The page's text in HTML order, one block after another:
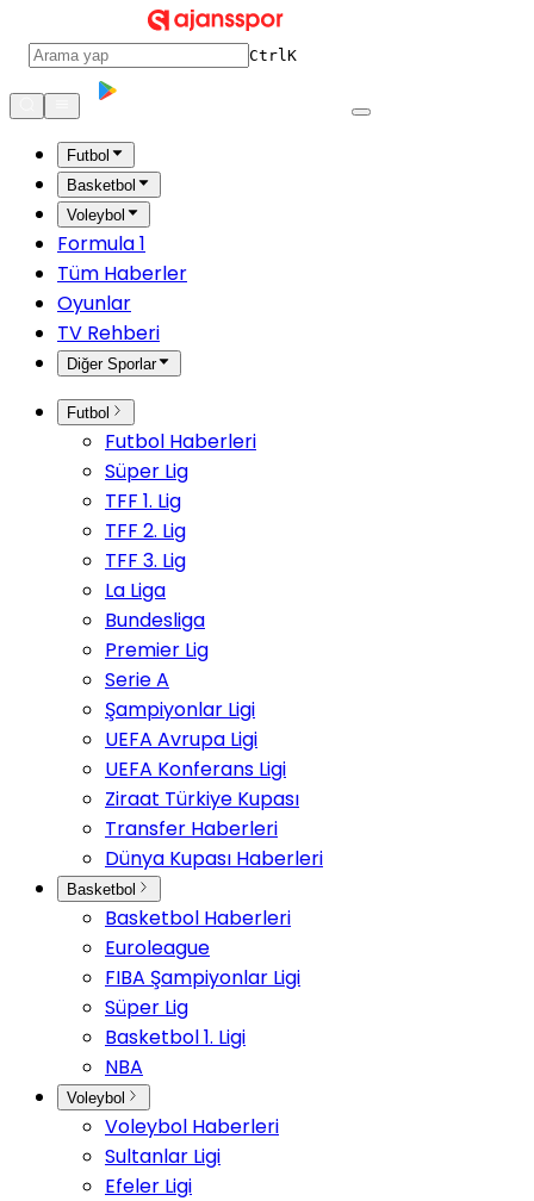
CtrlK
Futbol
Basketbol
Voleybol
Formula 1
Tüm Haberler
Oyunlar
TV Rehberi
Diğer Sporlar
Futbol
Futbol Haberleri
Süper Lig
TFF 1. Lig
TFF 2. Lig
TFF 3. Lig
La Liga
Bundesliga
Premier Lig
Serie A
Şampiyonlar Ligi
UEFA Avrupa Ligi
UEFA Konferans Ligi
Ziraat Türkiye Kupası
Transfer Haberleri
Dünya Kupası Haberleri
Basketbol
Basketbol Haberleri
Euroleague
FIBA Şampiyonlar Ligi
Süper Lig
Basketbol 1. Ligi
NBA
Voleybol
Voleybol Haberleri
Sultanlar Ligi
Efeler Ligi